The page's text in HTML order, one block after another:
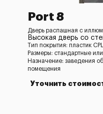
Port 8
Дверь распашная с
Высокая дверь со
Тип покрытия: пластик CPL
Размеры: стандартные
Назначение: заведения
помещения
Уточнить